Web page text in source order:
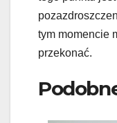
tym momencie
przekonać.